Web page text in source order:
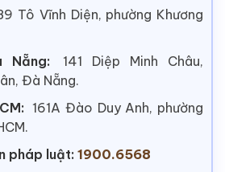
Tô Vĩnh Diện, phường Khương
Nẵng:
141 Diệp Minh Châu,
Đà Nẵng.
161A Đào Duy Anh, phường
pháp luật: 1900.6568